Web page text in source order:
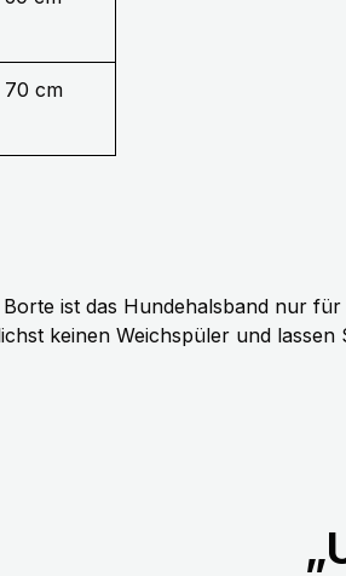
cm
ist das Hundehalsband nur für
keinen Weichspüler und